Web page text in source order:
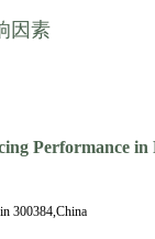
因素
Performance in
300384,China